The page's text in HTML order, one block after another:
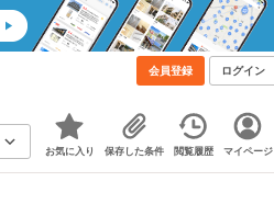
会員登録 ログイン
お気に入り 保存した条件 閲覧履歴 マイページ